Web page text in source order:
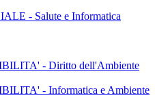
- Salute e Informatica
- Diritto dell'Ambiente
- Informatica e Ambiente